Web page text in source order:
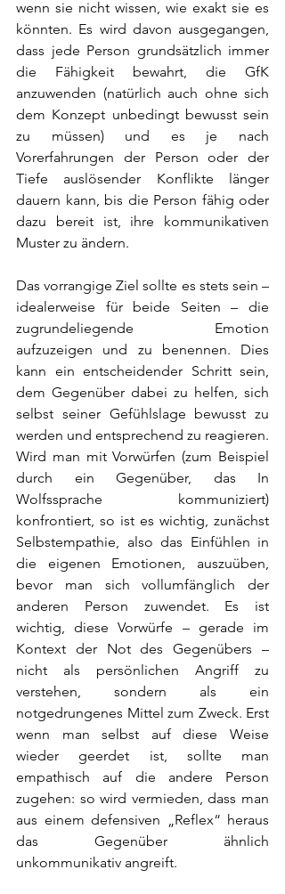
wenn sie nicht wissen, wie exakt sie es
könnten. Es wird davon ausgegangen,
dass jede Person grundsätzlich immer
die Fähigkeit bewahrt, die GfK
anzuwenden (natürlich auch ohne sich
dem Konzept unbedingt bewusst sein
zu müssen) und es je nach
Vorerfahrungen der Person oder der
Tiefe auslösender Konflikte länger
dauern kann, bis die Person fähig oder
dazu bereit ist, ihre kommunikativen
Muster zu ändern.
Das vorrangige Ziel sollte es stets sein –
idealerweise für beide Seiten – die
zugrundeliegende Emotion
aufzuzeigen und zu benennen. Dies
kann ein entscheidender Schritt sein,
dem Gegenüber dabei zu helfen, sich
selbst seiner Gefühlslage bewusst zu
werden und entsprechend zu reagieren.
Wird man mit Vorwürfen (zum Beispiel
durch ein Gegenüber, das In
Wolfssprache kommuniziert)
konfrontiert, so ist es wichtig, zunächst
Selbstempathie, also das Einfühlen in
die eigenen Emotionen, auszuüben,
bevor man sich vollumfänglich der
anderen Person zuwendet. Es ist
wichtig, diese Vorwürfe – gerade im
Kontext der Not des Gegenübers –
nicht als persönlichen Angriff zu
verstehen, sondern als ein
notgedrungenes Mittel zum Zweck. Erst
wenn man selbst auf diese Weise
wieder geerdet ist, sollte man
empathisch auf die andere Person
zugehen: so wird vermieden, dass man
aus einem defensiven „Reflex“ heraus
das Gegenüber ähnlich
unkommunikativ angreift.